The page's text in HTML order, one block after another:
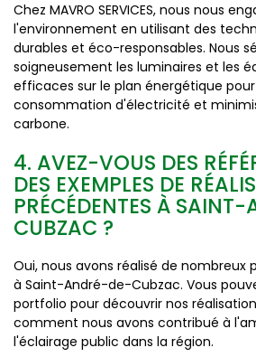
Chez MAVRO SERVICES, nous nous
l'environnement en utilisant des
durables et éco-responsables. Nous
soigneusement les luminaires et les
efficaces sur le plan énergétique
consommation d'électricité et
carbone.
4. AVEZ-VOUS DES
DES EXEMPLES DE
PRÉCÉDENTES À
CUBZAC ?
Oui, nous avons réalisé de nombreux
à Saint-André-de-Cubzac. Vous
portfolio pour découvrir nos
comment nous avons contribué à
l'éclairage public dans la région.